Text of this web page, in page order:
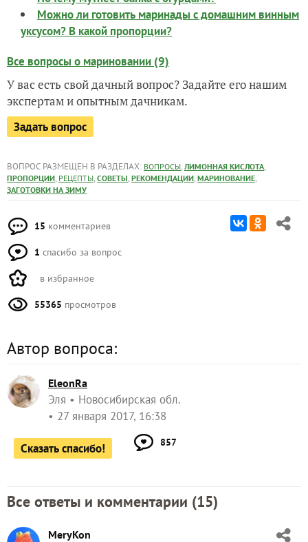
Можно ли готовить маринады с домашним винным
уксусом? В какой пропорции?
Все вопросы о мариновании (9)
У вас есть свой дачный вопрос? Задайте его нашим
экспертам и опытным дачникам.
Задать вопрос
ВОПРОС РАЗМЕЩЕН В РАЗДЕЛАХ: ВОПРОСЫ, ЛИМОННАЯ КИСЛОТА,
ПРОПОРЦИИ, РЕЦЕПТЫ, СОВЕТЫ, РЕКОМЕНДАЦИИ, МАРИНОВАНИЕ,
ЗАГОТОВКИ НА ЗИМУ
15 комментариев
1 спасибо за вопрос
в избранное
55365 просмотров
Автор вопроса:
EleonRa
Эля
Новосибирская обл.
27 января 2017, 16:38
Сказать спасибо! 857
Все ответы и комментарии (15)
MeryKon